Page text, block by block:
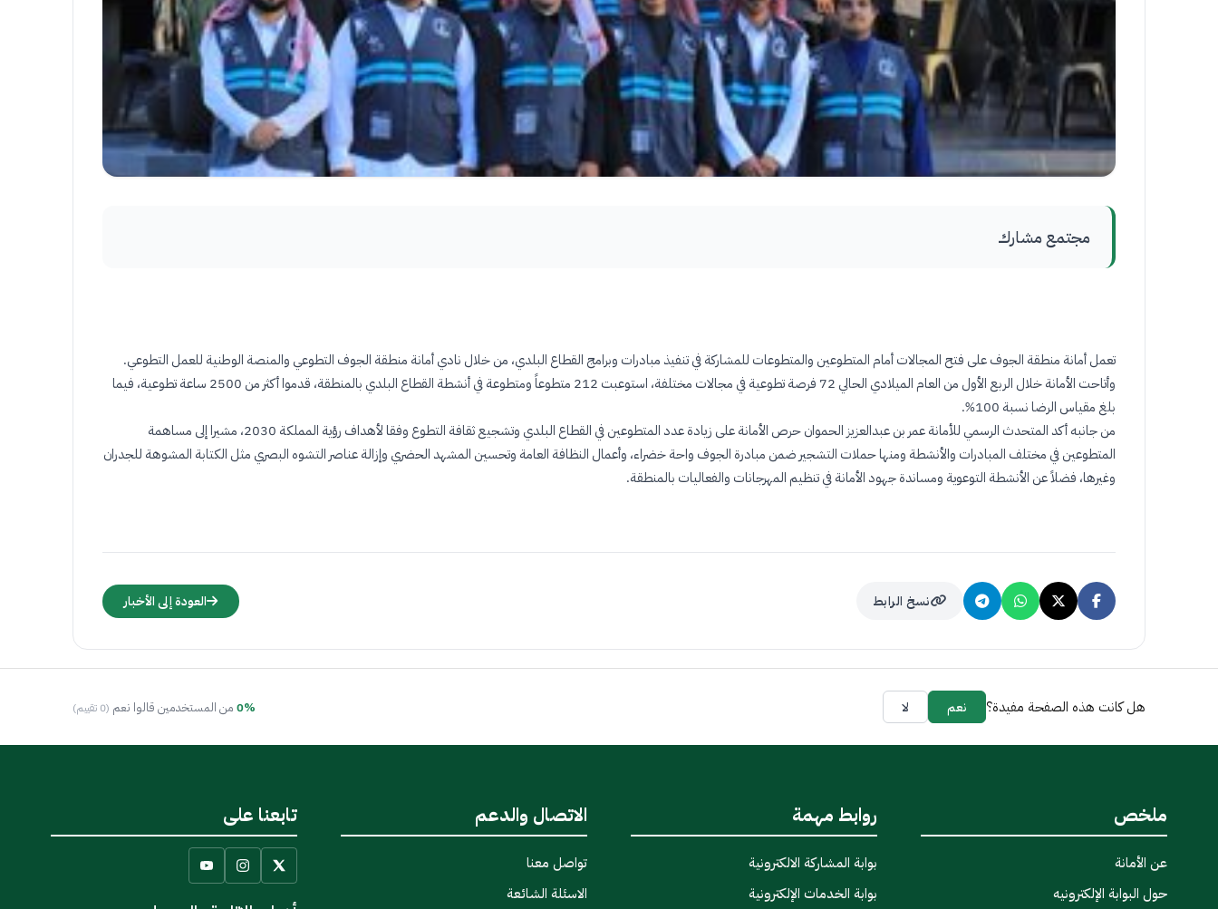
مجتمع مشارك
تعمل أمانة منطقة الجوف على فتح المجالات أمام المتطوعين والمتطوعات للمشاركة في تنفيذ مبادرات وبرامج القطاع البلدي، من خلال نادي أمانة منطقة الجوف التطوعي والمنصة الوطنية للعمل التطوعي.
وأتاحت الأمانة خلال الربع الأول من العام الميلادي الحالي 72 فرصة تطوعية في مجالات مختلفة، استوعبت 212 متطوعاً ومتطوعة في أنشطة القطاع البلدي بالمنطقة، قدموا أكثر من 2500 ساعة تطوعية، فيما
بلغ مقياس الرضا نسبة 100
%.
من جانبه أكد المتحدث الرسمي للأمانة عمر بن عبدالعزيز الحموان حرص الأمانة على زيادة عدد المتطوعين في القطاع البلدي وتشجيع ثقافة التطوع وفقا لأهداف رؤية المملكة 2030، مشيرا إلى مساهمة
المتطوعين في مختلف المبادرات والأنشطة ومنها حملات التشجير ضمن مبادرة الجوف واحة خضراء، وأعمال النظافة العامة وتحسين المشهد الحضري وإزالة عناصر التشوه البصري مثل الكتابة المشوهة للجدران
وغيرها، فضلاً عن الأنشطة التوعوية ومساندة جهود الأمانة في تنظيم المهرجانات والفعاليات بالمنطقة.
نسخ الرابط العودة إلى الأخبار
هل كانت هذه الصفحة مفيدة؟ نعم لا 0% من المستخدمين قالوا نعم (0 تقييم)
ملخص
عن الأمانة
حول البوابة الإلكترونيه
روابط مهمة
بوابة المشاركة الالكترونية
بوابة الخدمات الإلكترونية
الاتصال والدعم
تواصل معنا
الاسئلة الشائعة
تابعنا على